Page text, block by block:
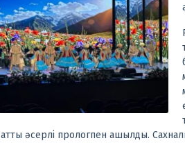
әсерлі прологпен ашылды.